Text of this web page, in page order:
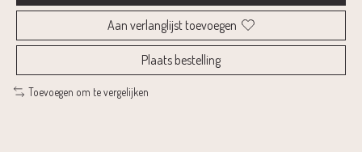
Aan verlanglijst toevoegen
Plaats bestelling
Toevoegen om te vergelijken